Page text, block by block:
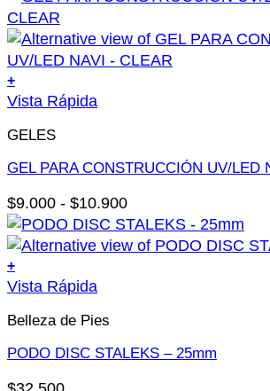
+
Este
tiene
múltiples
Las
opciones
se
pueden
elegir
en
página
Vista Rápida
GELES
GEL PARA CONSTRUCCIÓN UV/LED
$9.000 - $10.900Rango
de
precios:
+
Vista Rápida
Belleza de Pies
PODO DISC STALEKS – 25mm